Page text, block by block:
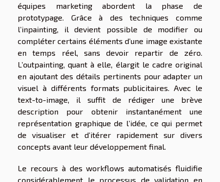
équipes marketing abordent la phase de
prototypage. Grâce à des techniques comme
l’inpainting, il devient possible de modifier ou
compléter certains éléments d’une image existante
en temps réel, sans devoir repartir de zéro.
L’outpainting, quant à elle, élargit le cadre original
en ajoutant des détails pertinents pour adapter un
visuel à différents formats publicitaires. Avec le
text-to-image, il suffit de rédiger une brève
description pour obtenir instantanément une
représentation graphique de l’idée, ce qui permet
de visualiser et d’itérer rapidement sur divers
concepts avant leur développement final.
Le recours à des workflows automatisés fluidifie
considérablement le processus de validation en